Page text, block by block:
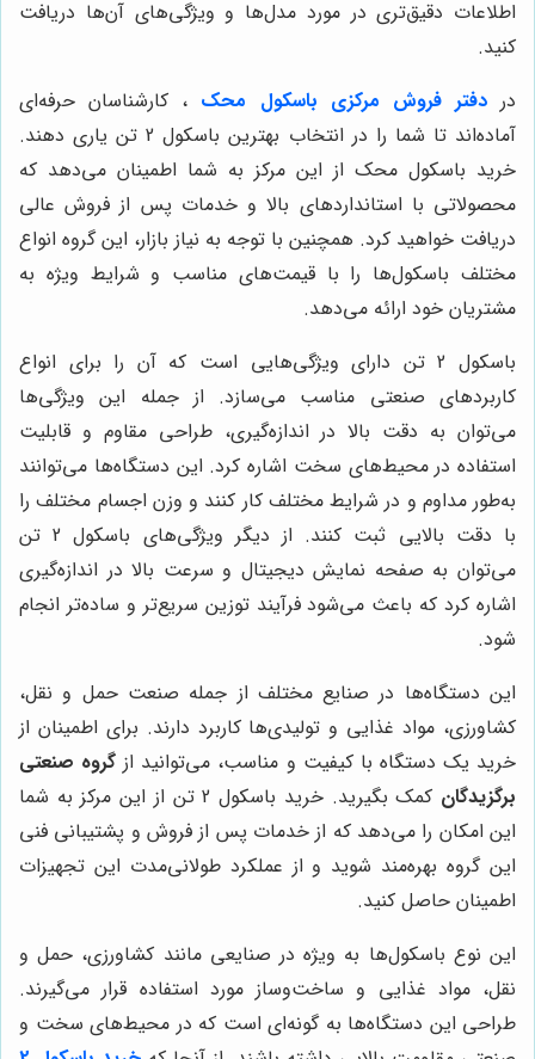
اطلاعات دقیق‌تری در مورد مدل‌ها و ویژگی‌های آن‌ها دریافت
کنید.
دردفتر فروش مرکزی باسکول محک ، کارشناسان حرفه‌ای
آماده‌اند تا شما را در انتخاب بهترین باسکول 2 تن یاری دهند.
خرید باسکول محک از این مرکز به شما اطمینان می‌دهد که
محصولاتی با استانداردهای بالا و خدمات پس از فروش عالی
دریافت خواهید کرد. همچنین با توجه به نیاز بازار، این گروه انواع
مختلف باسکول‌ها را با قیمت‌های مناسب و شرایط ویژه به
مشتریان خود ارائه می‌دهد.
باسکول 2 تن دارای ویژگی‌هایی است که آن را برای انواع
کاربردهای صنعتی مناسب می‌سازد. از جمله این ویژگی‌ها
می‌توان به دقت بالا در اندازه‌گیری، طراحی مقاوم و قابلیت
استفاده در محیط‌های سخت اشاره کرد. این دستگاه‌ها می‌توانند
به‌طور مداوم و در شرایط مختلف کار کنند و وزن اجسام مختلف را
با دقت بالایی ثبت کنند. از دیگر ویژگی‌های باسکول 2 تن
می‌توان به صفحه نمایش دیجیتال و سرعت بالا در اندازه‌گیری
اشاره کرد که باعث می‌شود فرآیند توزین سریع‌تر و ساده‌تر انجام
شود.
این دستگاه‌ها در صنایع مختلف از جمله صنعت حمل و نقل،
کشاورزی، مواد غذایی و تولیدی‌ها کاربرد دارند. برای اطمینان از
خرید یک دستگاه با کیفیت و مناسب، می‌توانید از گروه صنعتی
برگزیدگان
کمک بگیرید. خرید باسکول 2 تن از این مرکز به شما
این امکان را می‌دهد که از خدمات پس از فروش و پشتیبانی فنی
این گروه بهره‌مند شوید و از عملکرد طولانی‌مدت این تجهیزات
اطمینان حاصل کنید.
این نوع باسکول‌ها به ویژه در صنایعی مانند کشاورزی، حمل و
نقل، مواد غذایی و ساخت‌وساز مورد استفاده قرار می‌گیرند.
طراحی این دستگاه‌ها به گونه‌ای است که در محیط‌های سخت و